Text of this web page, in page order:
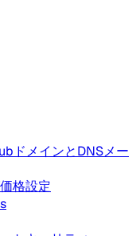
ドメインとDNSメー
価格設定